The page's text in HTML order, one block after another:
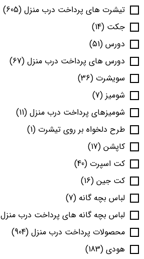
تیشرت های پرداخت درب منزل (605)
جکت (14)
دورس (51)
دورس های پرداخت درب منزل (67)
سویشرت (36)
شومیز (7)
شومیزهای پرداخت درب منزل (11)
طرح دلخواه بر روی تیشرت (1)
کاپشن (17)
کت اسپرت (40)
کت جین (16)
لباس بچه گانه (7)
لباس بچه گانه های پرداخت درب منزل
محصولات پرداخت درب منزل (904)
هودی (183)